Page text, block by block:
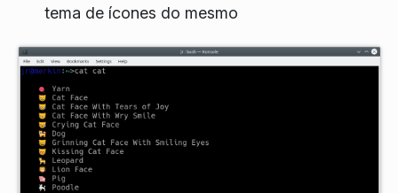
tema de ícones do mesmo